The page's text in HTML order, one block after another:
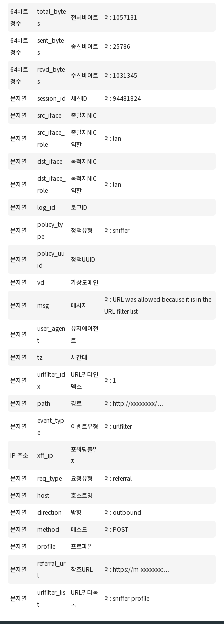
64비트
정수
total_byte
s
전체바이트 예: 1057131
64비트
정수
sent_byte
s
송신바이트 예: 25786
64비트
정수
rcvd_byte
s
수신바이트 예: 1031345
문자열 session_id 세션ID
예: 94481824
문자열
src_iface 출발지NIC
문자열
src_iface_
role
출발지NIC
역할
예: lan
문자열 dst_iface 목적지NIC
문자열
dst_iface_
role
목적지NIC
역할
예: lan
문자열 log_id 로그ID
문자열
policy_ty
pe
정책유형 예: sniffer
문자열
policy_uu
id
정책UUID
문자열 vd 가상도메인
문자열 msg 메시지
예: URL was allowed because it is in the
URL filter list
문자열
user_agen
t
유저에이전
트
문자열
tz 시간대
문자열
urlfilter_id
x
URL필터인
덱스
예: 1
문자열 path 경로 예: http://xxxxxxxx/…
문자열
event_typ
e
이벤트유형 예: urlfilter
IP 주소 xff_ip
포워딩출발
지
문자열
req_type 요청유형
예: referral
문자열
host
호스트명
문자열
direction 방향
예: outbound
문자열
method 메소드
예: POST
문자열
profile 프로파일
문자열
referral_ur
l
참조URL 예: https://m-xxxxxxx:…
문자열
urlfilter_lis
t
URL필터목
록
예: sniffer-profile